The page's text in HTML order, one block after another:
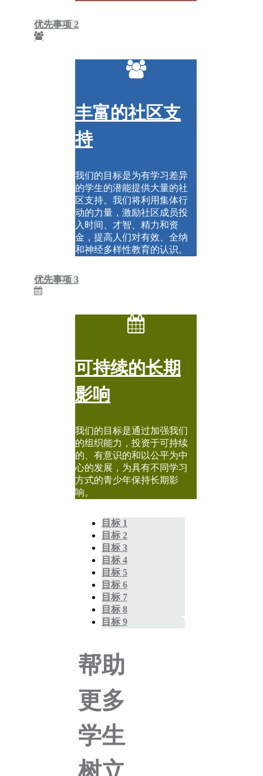
优先事项 2
丰富的社区支
持
我们的目标是为有学习差异
的学生的潜能提供大量的社
区支持。我们将利用集体行
动的力量，激励社区成员投
入时间、才智、精力和资
金，提高人们对有效、全纳
和神经多样性教育的认识。
优先事项 3
可持续的长期
影响
我们的目标是通过加强我们
的组织能力，投资于可持续
的、有意识的和以公平为中
心的发展，为具有不同学习
方式的青少年保持长期影
响。
目标 1
目标 2
目标 3
目标 4
目标 5
目标 6
目标 7
目标 8
目标 9
帮助
更多
学生